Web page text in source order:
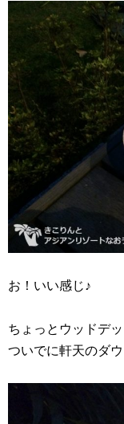
お！いい感じ♪
ちょっとウッドデ
ついでに軒天のダ